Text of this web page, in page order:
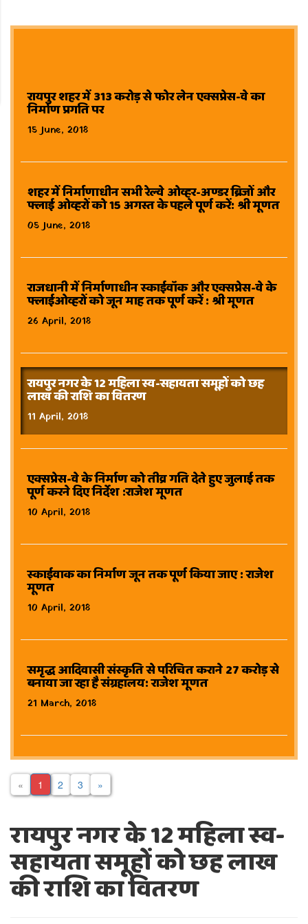
रायपुर शहर में 313 करोड़ से फोर लेन एक्सप्रेस-वे का
निर्माण प्रगति पर
15 June, 2018
शहर में निर्माणाधीन सभी रेल्वे ओव्हर-अण्डर ब्रिजों और
फ्लाई ओव्हरों को 15 अगस्त के पहले पूर्ण करें: श्री मूणत
05 June, 2018
राजधानी में निर्माणाधीन स्काईवॉक और एक्सप्रेस-वे के
फ्लाईओव्हरों को जून माह तक पूर्ण करें : श्री मूणत
26 April, 2018
रायपुर नगर के 12 महिला स्व-सहायता समूहों को छह
लाख की राशि का वितरण
11 April, 2018
एक्सप्रेस-वे के निर्माण को तीव्र गति देते हुए जुलाई तक
पूर्ण करने दिए निर्देश :राजेश मूणत
10 April, 2018
स्काईवाक का निर्माण जून तक पूर्ण किया जाए : राजेश
मूणत
10 April, 2018
समृद्ध आदिवासी संस्कृति से परिचित कराने 27 करोड़ से
बनाया जा रहा है संग्रहालय: राजेश मूणत
21 March, 2018
« 1 2 3 »
रायपुर नगर के 12 महिला स्व-
सहायता समूहों को छह लाख
की राशि का वितरण